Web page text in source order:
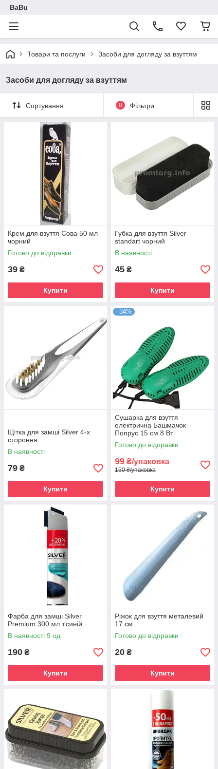
BaBu
Товари та послуги Засоби для догляду за взуттям
Засоби для догляду за взуттям
Сортування 0 Фільтри
Крем для взуття Сова 50 мл
чорний
Готово до відправки
39 ₴
Купити
Губка для взуття Silver
standart чорний
В наявності
45 ₴
Купити
Щітка для замші Silver 4-х
стороння
В наявності
79 ₴
Купити
–34%
Сушарка для взуття
електрична Башмачок
Попрус 15 см 8 Вт
Готово до відправки
99 ₴/упаковка
150 ₴/упаковка
Купити
Фарба для замші Silver
Premium 300 мл т.синій
В наявності 9 од.
190 ₴
Купити
Ріжок для взуття металевий
17 см
Готово до відправки
20 ₴
Купити